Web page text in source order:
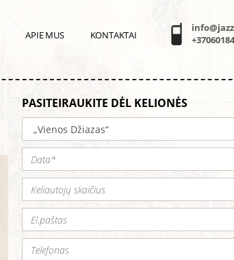
APIE MUS KONTAKTAI
PASITEIRAUKITE DĖL KELIONĖS